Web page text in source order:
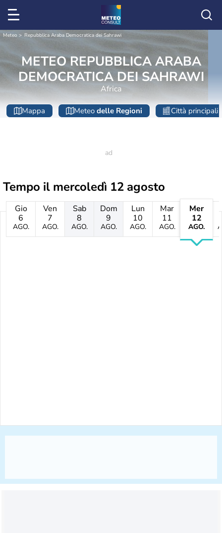
Meteo Repubblica Araba Democratica dei Sahrawi
METEO REPUBBLICA ARABA
DEMOCRATICA DEI SAHRAWI
Africa
Mappa Meteo delle Regioni Città principali
Tempo il mercoledì 12 agosto
Gio
6
AGO.
Ven
7
AGO.
Sab
8
AGO.
Dom
9
AGO.
Lun
10
AGO.
Mar
11
AGO.
Mer
12
AGO.